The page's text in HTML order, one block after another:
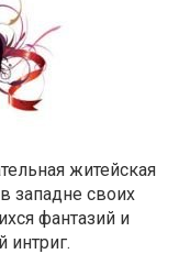
житейская
западне своих
фантазий и
интриг.